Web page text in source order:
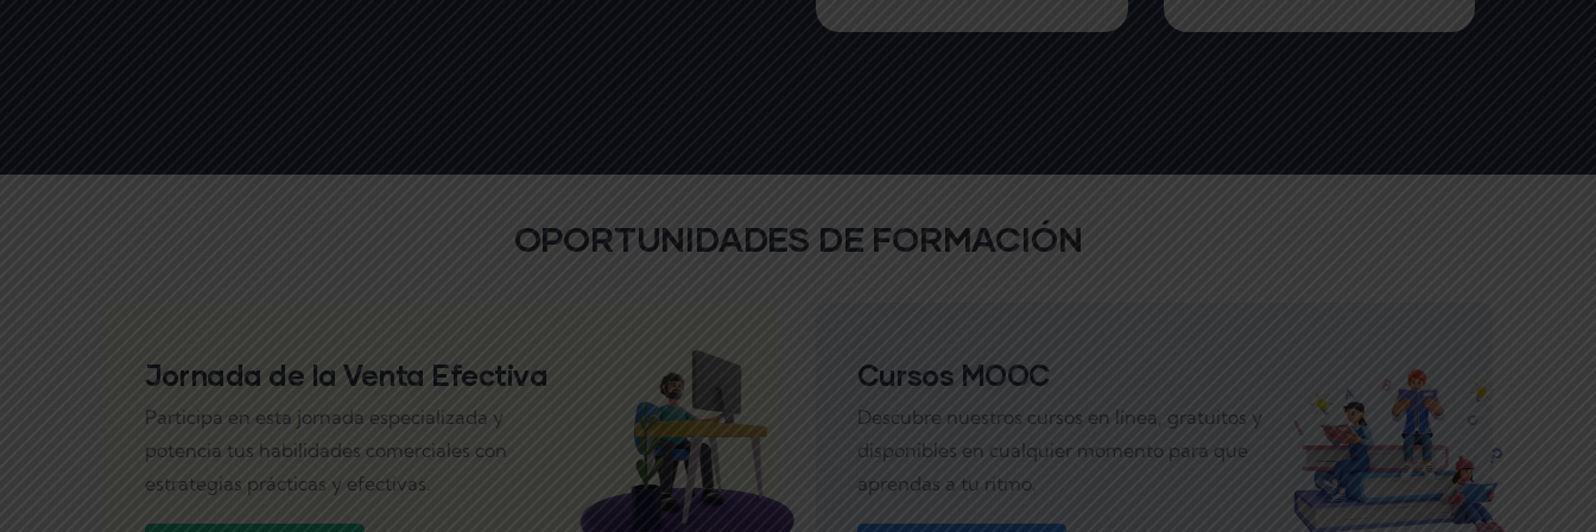
OPORTUNIDADES DE FORMACIÓN
Jornada de la Venta Efectiva
Participa en esta jornada especializada y
potencia tus habilidades comerciales con
estrategias prácticas y efectivas.
Cursos MOOC
Descubre nuestros cursos en línea, gratuitos y
disponibles en cualquier momento para que
aprendas a tu ritmo.